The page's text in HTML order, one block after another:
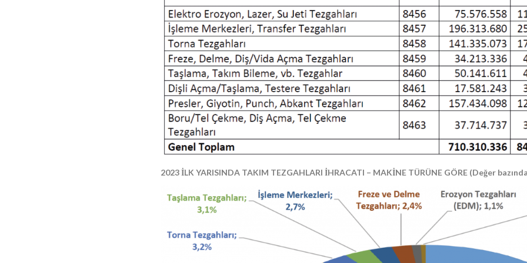
2023 İLK YARISINDA TAKIM TEZGAHLARI İHRACATI – MAKİNE TÜRÜNE GÖRE (Değer